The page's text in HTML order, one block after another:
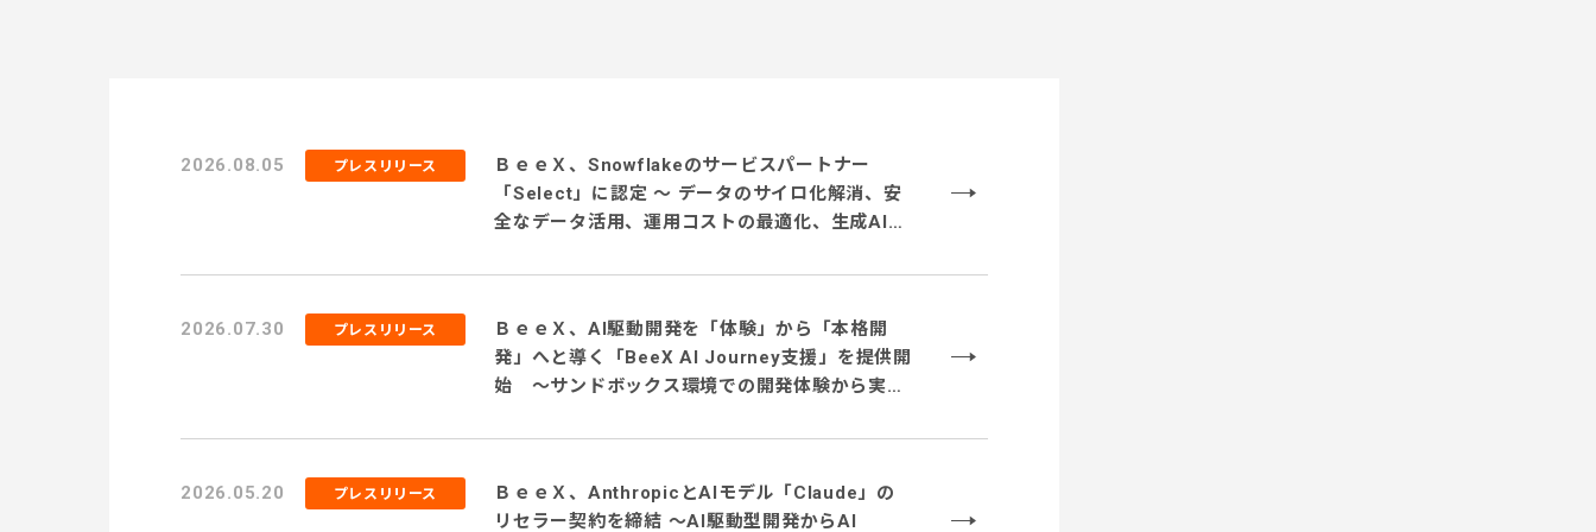
2026.08.05 プレスリリース
ＢｅｅＸ、Snowflakeのサービスパートナー
「Select」に認定 ～ データのサイロ化解消、安
全なデータ活用、運用コストの最適化、生成AI活
2026.07.30 プレスリリース
ＢｅｅＸ、AI駆動開発を「体験」から「本格開
発」へと導く「BeeX AI Journey支援」を提供開
始 ～サンドボックス環境での開発体験から実業
に伴走～
2026.05.20 プレスリリース
ＢｅｅＸ、AnthropicとAIモデル「Claude」の
リセラー契約を締結 〜AI駆動型開発からAI